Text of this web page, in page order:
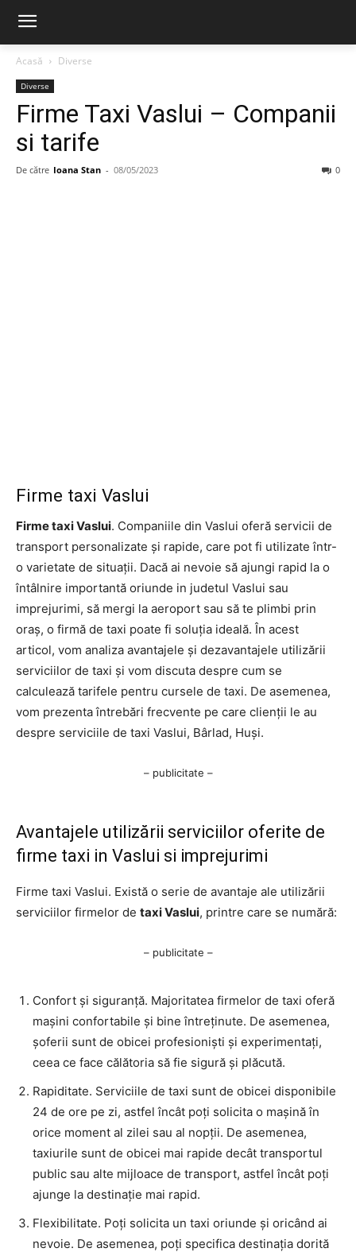
Acasă Diverse
Diverse
Firme Taxi Vaslui – Companii
si tarife
De către Ioana Stan - 08/05/2023 0
Firme taxi Vaslui
Firme taxi Vaslui. Companiile din Vaslui oferă servicii de
transport personalizate și rapide, care pot fi utilizate într-
o varietate de situații. Dacă ai nevoie să ajungi rapid la o
întâlnire importantă oriunde in judetul Vaslui sau
imprejurimi, să mergi la aeroport sau să te plimbi prin
oraș, o firmă de taxi poate fi soluția ideală. În acest
articol, vom analiza avantajele și dezavantajele utilizării
serviciilor de taxi și vom discuta despre cum se
calculează tarifele pentru cursele de taxi. De asemenea,
vom prezenta întrebări frecvente pe care clienții le au
despre serviciile de taxi Vaslui, Bârlad, Huși.
– publicitate –
Avantajele utilizării serviciilor oferite de
firme taxi in Vaslui si imprejurimi
Firme taxi Vaslui. Există o serie de avantaje ale utilizării
serviciilor firmelor de taxi Vaslui, printre care se numără:
– publicitate –
Confort și siguranță. Majoritatea firmelor de taxi oferă
mașini confortabile și bine întreținute. De asemenea,
șoferii sunt de obicei profesioniști și experimentați,
ceea ce face călătoria să fie sigură și plăcută.
Rapiditate. Serviciile de taxi sunt de obicei disponibile
24 de ore pe zi, astfel încât poți solicita o mașină în
orice moment al zilei sau al nopții. De asemenea,
taxiurile sunt de obicei mai rapide decât transportul
public sau alte mijloace de transport, astfel încât poți
ajunge la destinație mai rapid.
Flexibilitate. Poți solicita un taxi oriunde și oricând ai
nevoie. De asemenea, poți specifica destinația dorită